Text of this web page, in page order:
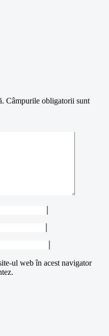
Câmpurile obligatorii sunt
ul web în acest navigator